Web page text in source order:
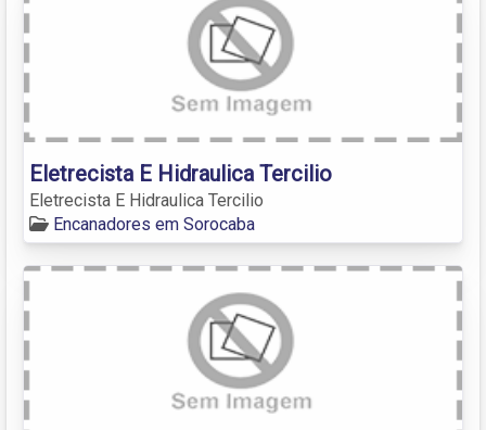
Eletrecista E Hidraulica Tercilio
Eletrecista E Hidraulica Tercilio
Encanadores em Sorocaba